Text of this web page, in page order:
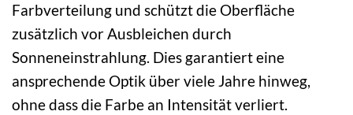
Farbverteilung und schützt die Oberfläche
zusätzlich vor Ausbleichen durch
Sonneneinstrahlung. Dies garantiert eine
ansprechende Optik über viele Jahre hinweg,
ohne dass die Farbe an Intensität verliert.